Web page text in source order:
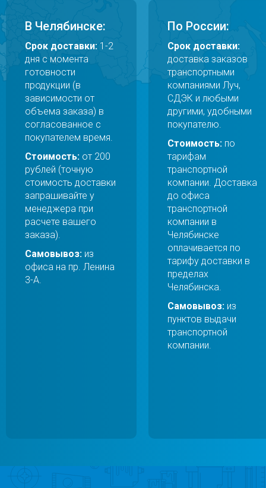
В Челябинске:
Срок доставки: 1-2
дня с момента
готовности
продукции (в
зависимости от
объема заказа) в
согласованное с
покупателем время.
Стоимость: от 200
рублей (точную
стоимость доставки
запрашивайте у
менеджера при
расчете вашего
заказа).
Самовывоз: из
офиса на пр. Ленина
3-А.
По России:
Срок доставки:
доставка заказов
транспортными
компаниями Луч,
СДЭК и любыми
другими, удобными
покупателю.
Стоимость: по
тарифам
транспортной
компании. Доставка
до офиса
транспортной
компании в
Челябинске
оплачивается по
тарифу доставки в
пределах
Челябинска.
Самовывоз: из
пунктов выдачи
транспортной
компании.